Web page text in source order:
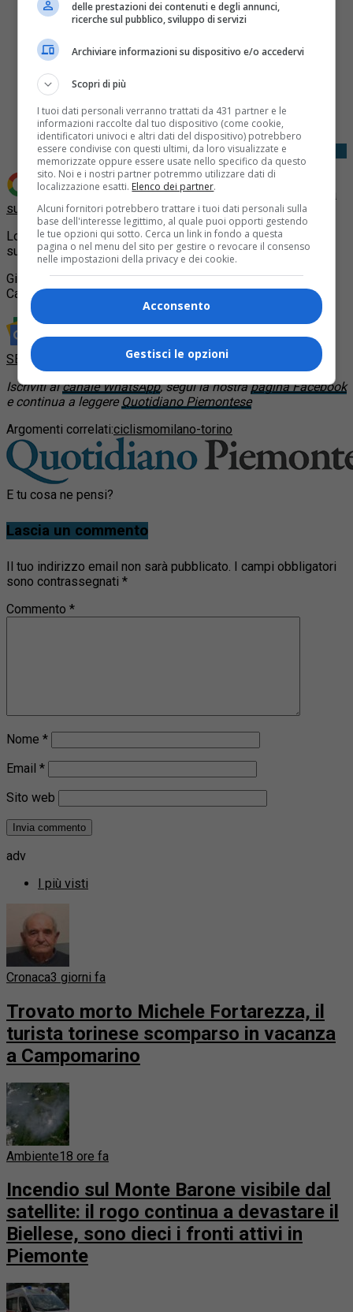
Share
Tweet
Aggiungi Quotidiano Piemontese come
Fonte preferita
su Google
Lo sloveno Primoz Roglic ha vinto laMilano – Torino
superando all’arrivo di Superga l ‘inglese Adam Yates.
Giovedí 7 ottobre si corre la Gran Piemonte da Rocca
Canavese a Borgosesia.
SEGUICI
Iscriviti alcanale WhatsApp, segui la nostrapagina Facebook
e continua a leggere Quotidiano Piemontese
Argomenti correlati:ciclismomilano-torino
E tu cosa ne pensi?
Lascia un commento
Il tuo indirizzo email non sarà pubblicato. I campi obbligatori
sono contrassegnati *
Commento *
Nome *
Email *
Sito web
adv
I più visti
Cronaca3 giorni fa
Trovato morto Michele Fortarezza, il
turista torinese scomparso in vacanza
a Campomarino
Ambiente18 ore fa
Incendio sul Monte Barone visibile dal
satellite: il rogo continua a devastare il
Biellese, sono dieci i fronti attivi in
Piemonte
delle prestazioni dei contenuti e degli annunci,
ricerche sul pubblico, sviluppo di servizi
Archiviare informazioni su dispositivo e/o accedervi
Scopri di più
I tuoi dati personali verranno trattati da 431 partner e le
informazioni raccolte dal tuo dispositivo (come cookie,
identificatori univoci e altri dati del dispositivo) potrebbero
essere condivise con questi ultimi, da loro visualizzate e
memorizzate oppure essere usate nello specifico da questo
sito. Noi e i nostri partner potremmo utilizzare dati di
localizzazione esatti. Elenco dei partner.
Alcuni fornitori potrebbero trattare i tuoi dati personali sulla
base dell'interesse legittimo, al quale puoi opporti gestendo
le tue opzioni qui sotto. Cerca un link in fondo a questa
pagina o nel menu del sito per gestire o revocare il consenso
nelle impostazioni della privacy e dei cookie.
Acconsento
Gestisci le opzioni